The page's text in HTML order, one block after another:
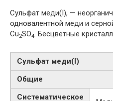
Сульфат меди(I), —
одновалентной меди и
Cu2SO4. Бесцветные
Сульфат меди​(I)​
Общие
Систематическое